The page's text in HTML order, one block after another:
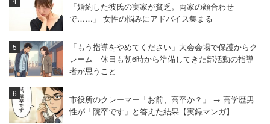
「婚約した彼氏の実家が貧乏。両家の顔合わせ
で……」 女性の悩みにアドバイス集まる
「もう指導をやめてください」大会会場で保護からク
レーム 休日も朝6時から準備してきた部活動の指導
者が思うこと
市役所のクレーマー「お前、高卒か？」 → 高学歴男
性が「院卒です」と答えた結果【実録マンガ】